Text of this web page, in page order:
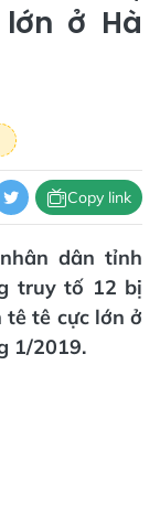
ở Hà
Copy link
dân tỉnh
truy tố 12 bị
tê cực lớn ở
1/2019.